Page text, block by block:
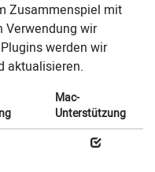
Zusammenspiel mit
Verwendung wir
werden wir
aktualisieren.
Mac-
Unterstützung